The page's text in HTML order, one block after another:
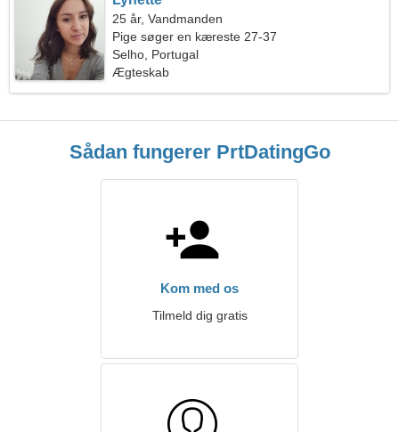
25 år, Vandmanden
Pige søger en kæreste 27-37
Selho, Portugal
Ægteskab
Sådan fungerer PrtDatingGo
Kom med os
Tilmeld dig gratis